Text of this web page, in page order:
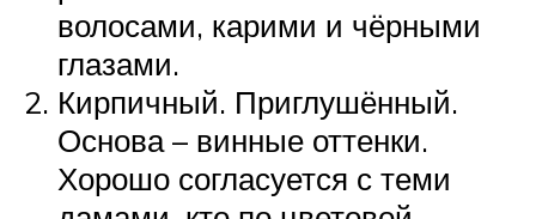
волосами, карими и чёрными
глазами.
Кирпичный. Приглушённый.
Основа – винные оттенки.
Хорошо согласуется с теми